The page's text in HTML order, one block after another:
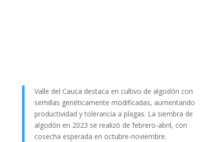
Valle del Cauca destaca en cultivo de algodón con
semillas genéticamente modificadas, aumentando
productividad y tolerancia a plagas. La siembra de
algodón en 2023 se realizó de febrero-abril, con
cosecha esperada en octubre-noviembre.